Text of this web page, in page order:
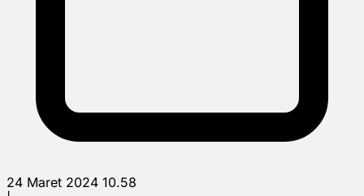
24 Maret 2024 10.58